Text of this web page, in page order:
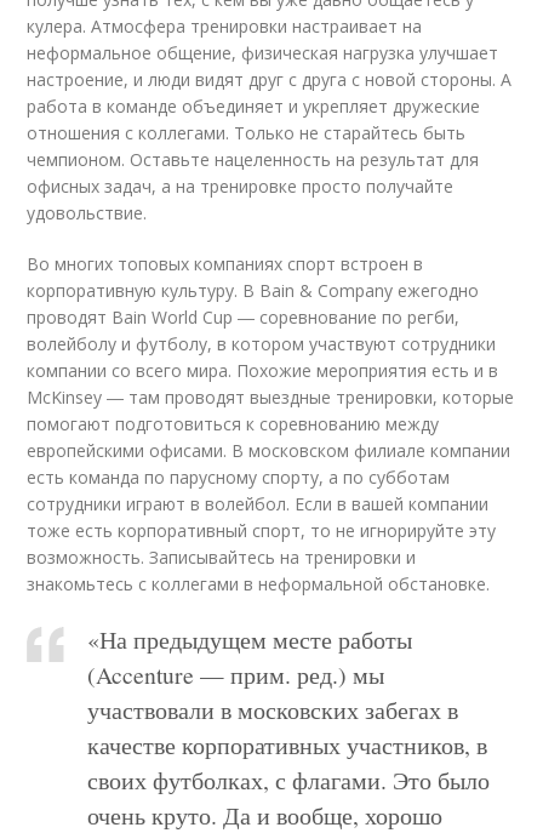
кулера. Атмосфера тренировки настраивает на
неформальное общение, физическая нагрузка улучшает
настроение, и люди видят друг с друга с новой стороны. А
работа в команде объединяет и укрепляет дружеские
отношения с коллегами. Только не старайтесь быть
чемпионом. Оставьте нацеленность на результат для
офисных задач, а на тренировке просто получайте
удовольствие.
Во многих топовых компаниях спорт встроен в
корпоративную культуру. В Bain & Company ежегодно
проводят Bain World Cup ― соревнование по регби,
волейболу и футболу, в котором участвуют сотрудники
компании со всего мира. Похожие мероприятия есть и в
McKinsey ― там проводят выездные тренировки, которые
помогают подготовиться к соревнованию между
европейскими офисами. В московском филиале компании
есть команда по парусному спорту, а по субботам
сотрудники играют в волейбол. Если в вашей компании
тоже есть корпоративный спорт, то не игнорируйте эту
возможность. Записывайтесь на тренировки и
знакомьтесь с коллегами в неформальной обстановке.
«На предыдущем месте работы
(Accenture — прим. ред.) мы
участвовали в московских забегах в
качестве корпоративных участников, в
своих футболках, с флагами. Это было
очень круто. Да и вообще, хорошо